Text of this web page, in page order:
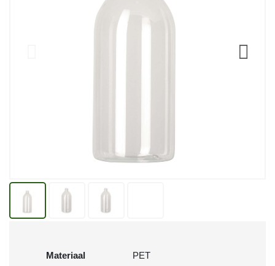
Materiaal
PET